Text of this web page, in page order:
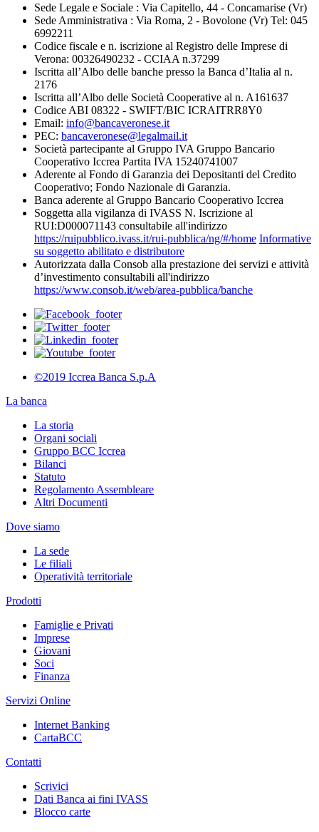
Sede Legale e Sociale : Via Capitello, 44 - Concamarise (Vr)
Sede Amministrativa : Via Roma, 2 - Bovolone (Vr) Tel: 045
6992211
Codice fiscale e n. iscrizione al Registro delle Imprese di
Verona: 00326490232 - CCIAA n.37299
Iscritta all’Albo delle banche presso la Banca d’Italia al n.
2176
Iscritta all’Albo delle Società Cooperative al n. A161637
Codice ABI 08322 - SWIFT/BIC ICRAITRR8Y0
Email: info@bancaveronese.it
PEC: bancaveronese@legalmail.it
Società partecipante al Gruppo IVA Gruppo Bancario
Cooperativo Iccrea Partita IVA 15240741007
Aderente al Fondo di Garanzia dei Depositanti del Credito
Cooperativo; Fondo Nazionale di Garanzia.
Banca aderente al Gruppo Bancario Cooperativo Iccrea
Soggetta alla vigilanza di IVASS N. Iscrizione al
RUI:D000071143 consultabile all'indirizzo
https://ruipubblico.ivass.it/rui-pubblica/ng/#/home Informative
su soggetto abilitato e distributore
Autorizzata dalla Consob alla prestazione dei servizi e attività
d’investimento consultabili all'indirizzo
https://www.consob.it/web/area-pubblica/banche
©2019 Iccrea Banca S.p.A
La banca
La storia
Organi sociali
Gruppo BCC Iccrea
Bilanci
Statuto
Regolamento Assembleare
Altri Documenti
Dove siamo
La sede
Le filiali
Operatività territoriale
Prodotti
Famiglie e Privati
Imprese
Giovani
Soci
Finanza
Servizi Online
Internet Banking
CartaBCC
Contatti
Scrivici
Dati Banca ai fini IVASS
Blocco carte